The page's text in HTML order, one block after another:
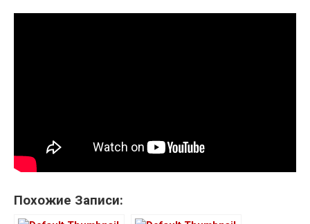
Похожие Записи: